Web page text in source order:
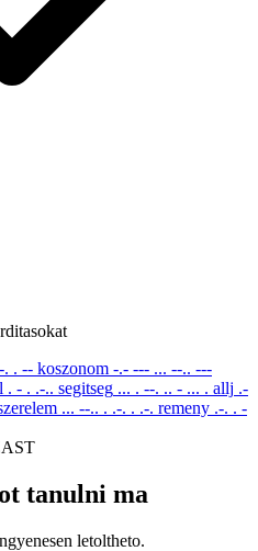
-. . -- koszonom -.- --- ... --.. ---
. - . .-.. segitseg ... . --. .. - ... . allj .-
... --.. . .-. . .-. remeny .-. . -
tanulni ma
letoltheto.